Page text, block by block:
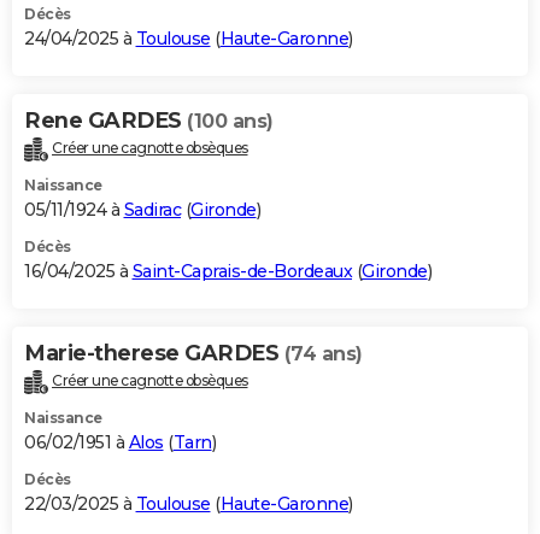
Décès
24/04/2025 à Toulouse (Haute-Garonne)
Rene GARDES (100 ans)
Créer une cagnotte obsèques
Naissance
05/11/1924 à Sadirac(Gironde)
Décès
16/04/2025 à Saint-Caprais-de-Bordeaux(Gironde)
Marie-therese GARDES (74 ans)
Créer une cagnotte obsèques
Naissance
06/02/1951 à Alos (Tarn)
Décès
22/03/2025 à Toulouse (Haute-Garonne)